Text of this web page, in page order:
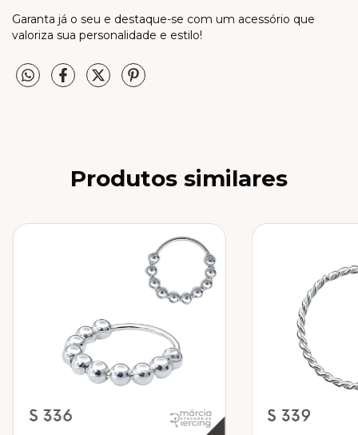
Garanta já o seu e destaque-se com um acessório que
valoriza sua personalidade e estilo!
Produtos similares